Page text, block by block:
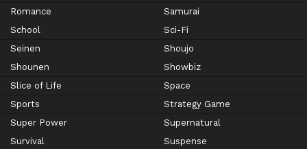
Romance
Samurai
School
Sci-Fi
Seinen
Shoujo
Shounen
Showbiz
Slice of Life
Space
Sports
Strategy Game
Super Power
Supernatural
Survival
Suspense